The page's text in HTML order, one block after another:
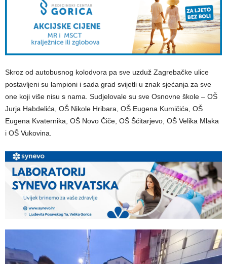
Skroz od autobusnog kolodvora pa sve uzduž Zagrebačke ulice
postavljeni su lampioni i sada grad svijetli u znak sjećanja za sve
one koji više nisu s nama. Sudjelovale su sve Osnovne škole – OŠ
Jurja Habdelića, OŠ Nikole Hribara, OŠ Eugena Kumičića, OŠ
Eugena Kvaternika, OŠ Novo Čiče, OŠ Šćitarjevo, OŠ Velika Mlaka
i OŠ Vukovina.